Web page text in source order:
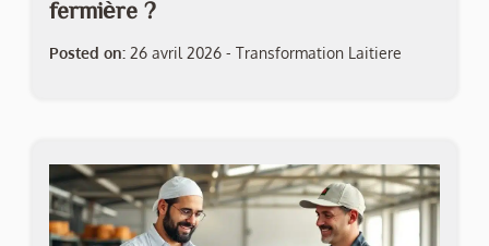
fermière ?
Posted on: 26 avril 2026 - Transformation Laitiere